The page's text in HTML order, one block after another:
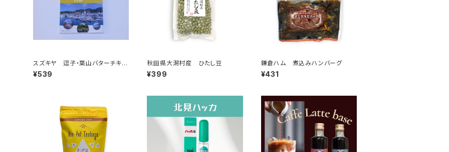
スズキヤ 逗子・葉山バターチキン
カレー200g
¥539
秋田県大潟村産 ひたし豆
¥399
鎌倉ハム 煮込みハンバーグ
¥431